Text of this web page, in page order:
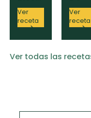
Ver
receta
Membrillo
Ver
receta
Ver todas las